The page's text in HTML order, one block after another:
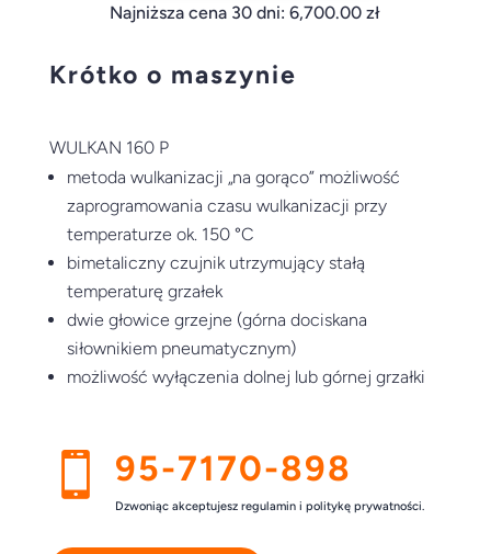
Najniższa cena 30 dni:6,700.00zł
Krótko o maszynie
WULKAN 160 P
metoda wulkanizacji „na gorąco” możliwość
zaprogramowania czasu wulkanizacji przy
temperaturze ok. 150 °C
bimetaliczny czujnik utrzymujący stałą
temperaturę grzałek
dwie głowice grzejne (górna dociskana
siłownikiem pneumatycznym)
możliwość wyłączenia dolnej lub górnej grzałki
 95-7170-898
Dzwoniąc akceptujesz regulamin i politykę prywatności.